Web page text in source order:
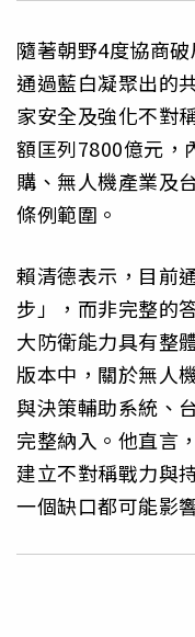
隨著朝野4度協商
通過藍白凝聚出的
家安全及強化不對
額匡列7800億元，
購、無人機產業及
條例範圍。
賴清德表示，目前
步」，而非完整的
大防衛能力具有整
版本中，關於無人
與決策輔助系統、
完整納入。他直言
建立不對稱戰力與
一個缺口都可能影